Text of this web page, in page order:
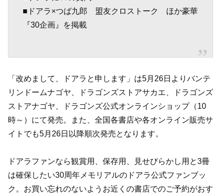
■ドアラ×つば九郎 盟友クロストーク ほか豪華
『30企画』を掲載
「改めまして、ドアラと申します」は5月26日よりバンテ
リンドームナゴヤ、ドラゴンズストアサカエ、ドラゴンズ
ストアナゴヤ、ドラゴンズ公式オンラインショップ（10
時～）にて発売。また、全国各書店や各オンライン販売サ
イトでも5月26日以降順次発売となります。
ドアラファンなら観賞用、保存用、見せびらかし用と3冊
は確保したい30周年メモリアルのドアラ公式ファンブッ
ク。お買い忘れのないようお近くの書店でのご予約がおす